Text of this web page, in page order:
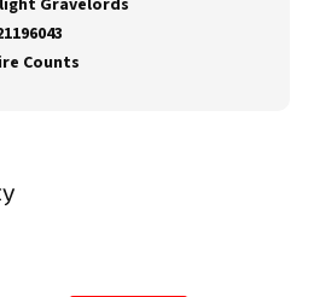
Gravelords
Counts